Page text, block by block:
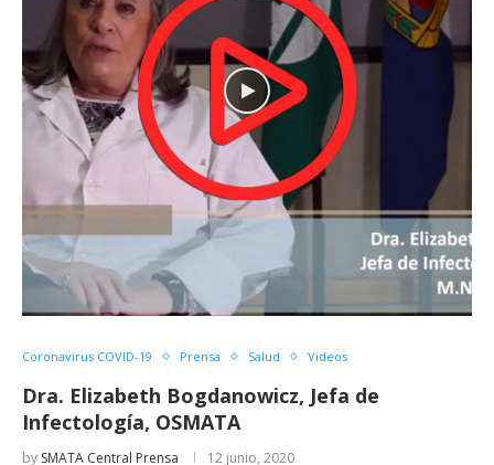
Coronavirus COVID-19 Prensa Salud Videos
Dra. Elizabeth Bogdanowicz, Jefa de
Infectología, OSMATA
by SMATA Central Prensa 12 junio, 2020